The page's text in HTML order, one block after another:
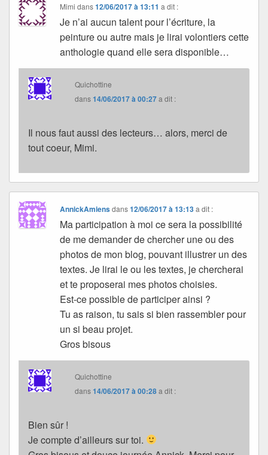
Mimi dans12/06/2017 à 13:11 a dit :
Je n’ai aucun talent pour l’écriture, la
peinture ou autre mais je lirai volontiers cette
anthologie quand elle sera disponible…
Quichottine
dans14/06/2017 à 00:27a dit :
Il nous faut aussi des lecteurs… alors, merci de
tout coeur, Mimi.
AnnickAmiensdans12/06/2017 à 13:13 a dit :
Ma participation à moi ce sera la possibilité
de me demander de chercher une ou des
photos de mon blog, pouvant illustrer un des
textes. Je lirai le ou les textes, je chercherai
et te proposerai mes photos choisies.
Est-ce possible de participer ainsi ?
Tu as raison, tu sais si bien rassembler pour
un si beau projet.
Gros bisous
Quichottine
dans14/06/2017 à 00:28a dit :
Bien sûr !
Je compte d’ailleurs sur toi.